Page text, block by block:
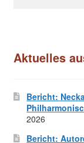
Aktuelles
Bericht:
2026
Bericht: